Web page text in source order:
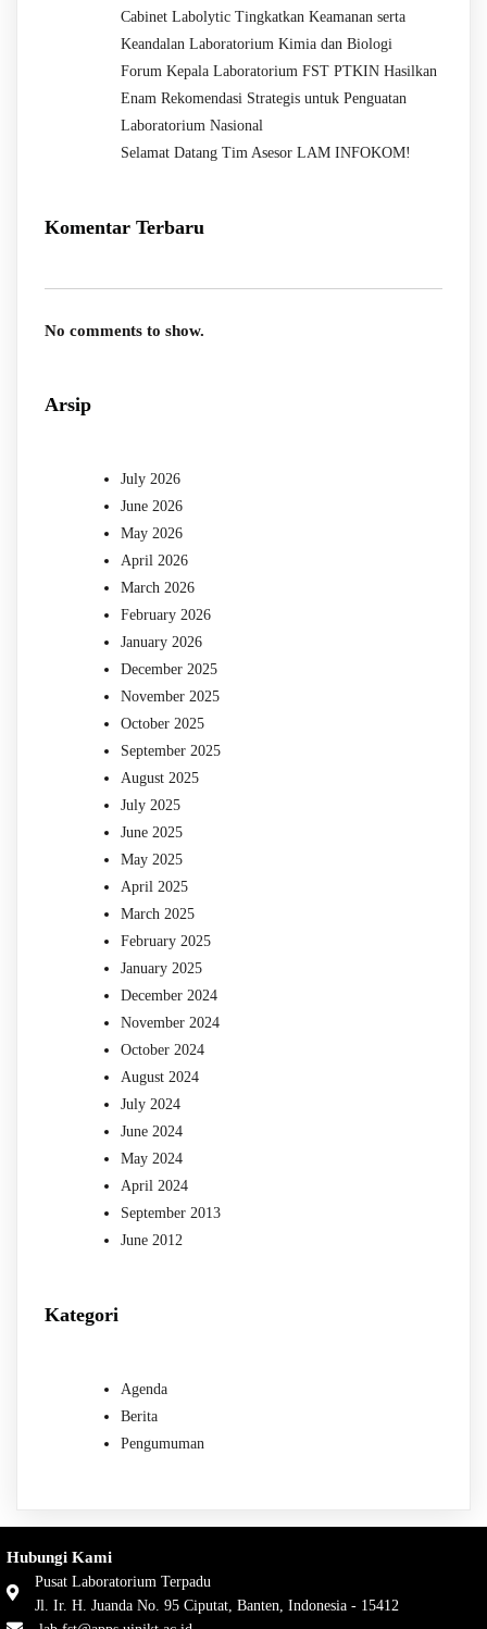
Cabinet Labolytic Tingkatkan Keamanan serta
Keandalan Laboratorium Kimia dan Biologi
Forum Kepala Laboratorium FST PTKIN Hasilkan
Enam Rekomendasi Strategis untuk Penguatan
Laboratorium Nasional
Selamat Datang Tim Asesor LAM INFOKOM!
Komentar Terbaru
No comments to show.
Arsip
July 2026
June 2026
May 2026
April 2026
March 2026
February 2026
January 2026
December 2025
November 2025
October 2025
September 2025
August 2025
July 2025
June 2025
May 2025
April 2025
March 2025
February 2025
January 2025
December 2024
November 2024
October 2024
August 2024
July 2024
June 2024
May 2024
April 2024
September 2013
June 2012
Kategori
Agenda
Berita
Pengumuman
Hubungi Kami
Pusat Laboratorium Terpadu
Jl. Ir. H. Juanda No. 95 Ciputat, Banten, Indonesia - 15412